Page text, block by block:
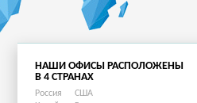
НАШИ ОФИСЫ РАСПОЛОЖЕНЫ
В 4 СТРАНАХ
Россия
США